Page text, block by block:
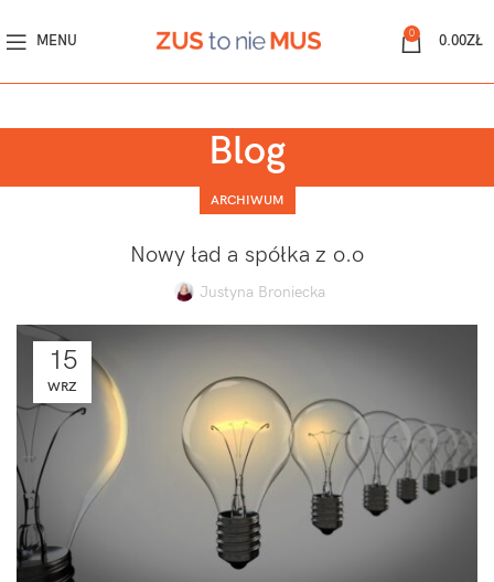
MENU 0 0.00ZŁ
Blog
ARCHIWUM
Nowy ład a spółka z o.o
Justyna Broniecka
15
WRZ